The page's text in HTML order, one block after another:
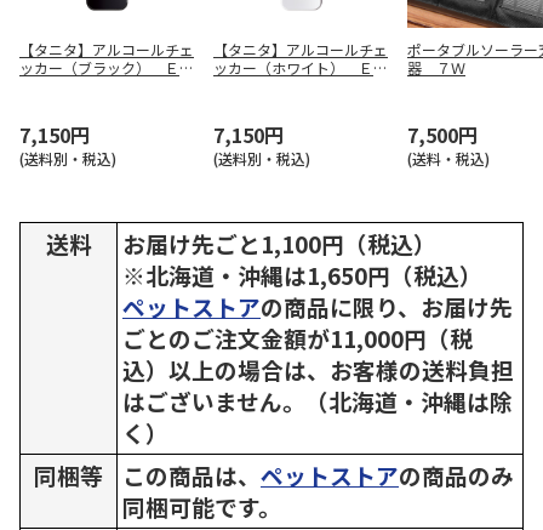
【タニタ】アルコールチェ
ッカー（ブラック） ＥＡ
7,150円
(送料別・税込)
【タニタ】アルコールチェ
ッカー（ホワイト） ＥＡ
7,150円
(送料別・税込)
ポータブルソーラー
器 ７Ｗ
7,500円
(送料・税込)
送料
お届け先ごと1,100円（税込）
※北海道・沖縄は1,650円（税込）
ペットストアの商品に限り、お届け先
ごとのご注文金額が11,000円（税
込）以上の場合は、お客様の送料負担
はございません。（北海道・沖縄は除
く）
同梱等
この商品は、 ペットストアの商品のみ
同梱可能です。